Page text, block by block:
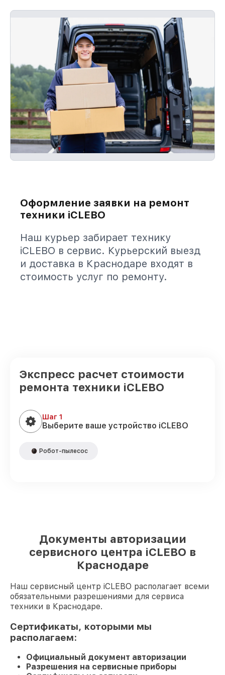
Оформление заявки на ремонт
техники iCLEBO
Наш курьер забирает технику
iCLEBO в сервис. Курьерский выезд
и доставка в Краснодаре входят в
стоимость услуг по ремонту.
Экспресс расчет стоимости
ремонта техники iCLEBO
Шаг 1
Выберите ваше устройство iCLEBO
Робот-пылесос
Документы авторизации
сервисного центра iCLEBO в
Краснодаре
Наш сервисный центр iCLEBO располагает всеми
обязательными разрешениями для сервиса
техники в Краснодаре.
Сертификаты, которыми мы
располагаем:
Официальный документ авторизации
Разрешения на сервисные приборы